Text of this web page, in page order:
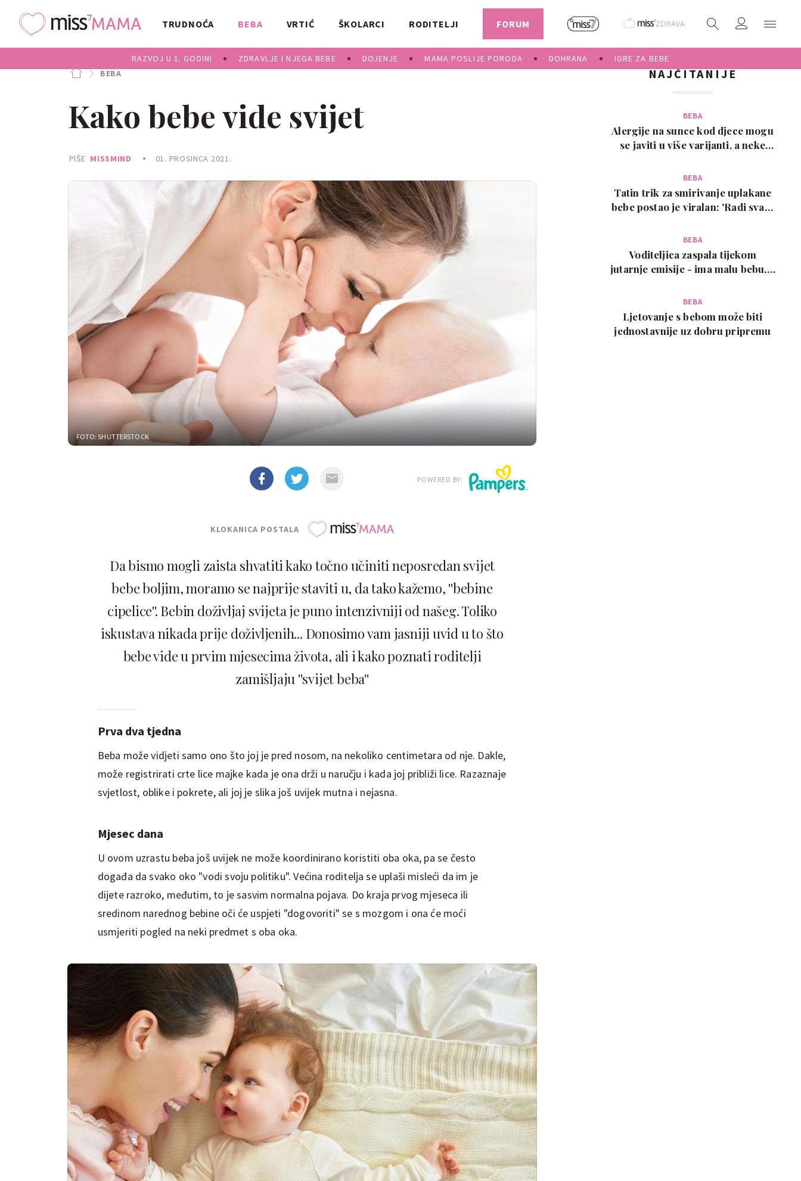
TRUDNOĆA BEBA
RAZVOJ U 1. GODINI ZDRAVLJE I NJEGA BEBE DOJENJE MAMA POSLIJE PORODA DOHRANA IGRE ZA BEBE
VRTIĆ ŠKOLARCI RODITELJI FORUM
BEBA
Kako bebe vide svijet
PIŠE MISSMIND 01. PROSINCA 2021.
FOTO: SHUTTERSTOCK
POWERED BY:
KLOKANICA POSTALA
Da bismo mogli zaista shvatiti kako točno učiniti neposredan svijet
bebe boljim, moramo se najprije staviti u, da tako kažemo, ''bebine
cipelice''. Bebin doživljaj svijeta je puno intenzivniji od našeg. Toliko
iskustava nikada prije doživljenih... Donosimo vam jasniji uvid u to što
bebe vide u prvim mjesecima života, ali i kako poznati roditelji
zamišljaju ''svijet beba''
Prva dva tjedna
Beba može vidjeti samo ono što joj je pred nosom, na nekoliko centimetara od nje. Dakle,
može registrirati crte lice majke kada je ona drži u naručju i kada joj približi lice. Razaznaje
svjetlost, oblike i pokrete, ali joj je slika još uvijek mutna i nejasna.
Mjesec dana
U ovom uzrastu beba još uvijek ne može koordinirano koristiti oba oka, pa se često
događa da svako oko "vodi svoju politiku". Većina roditelja se uplaši misleći da im je
dijete razroko, međutim, to je sasvim normalna pojava. Do kraja prvog mjeseca ili
sredinom narednog bebine oči će uspjeti "dogovoriti" se s mozgom i ona će moći
usmjeriti pogled na neki predmet s oba oka.
NAJČITANIJE
BEBA
Alergije na sunce kod djece mogu
se javiti u više varijanti, a neke
BEBA
Tatin trik za smirivanje uplakane
bebe postao je viralan: 'Radi svaki
BEBA
Voditeljica zaspala tijekom
jutarnje emisije - ima malu bebu, a
BEBA
Ljetovanje s bebom može biti
jednostavnije uz dobru pripremu